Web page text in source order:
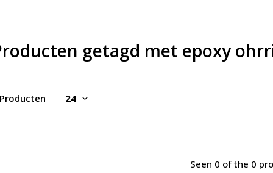
getagd met epoxy
Seen 0 of the 0